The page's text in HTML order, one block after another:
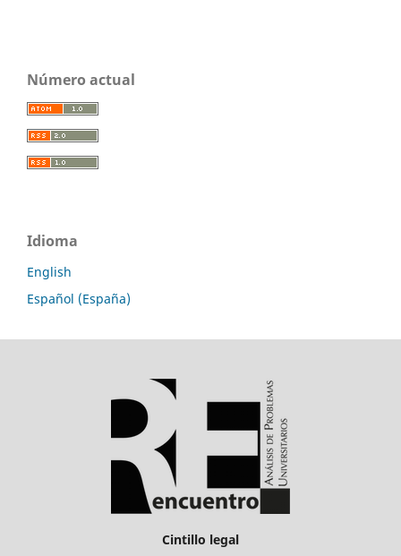
Número actual
Idioma
English
Español (España)
Cintillo legal